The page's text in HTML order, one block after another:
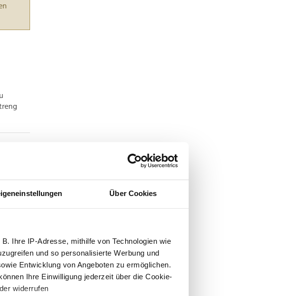
Über Cookies
Ihre IP-Adresse, mithilfe von Technologien wie
und so personalisierte Werbung und
Entwicklung von Angeboten zu ermöglichen.
Ihre Einwilligung jederzeit über die Cookie-
widerrufen
- im
hat